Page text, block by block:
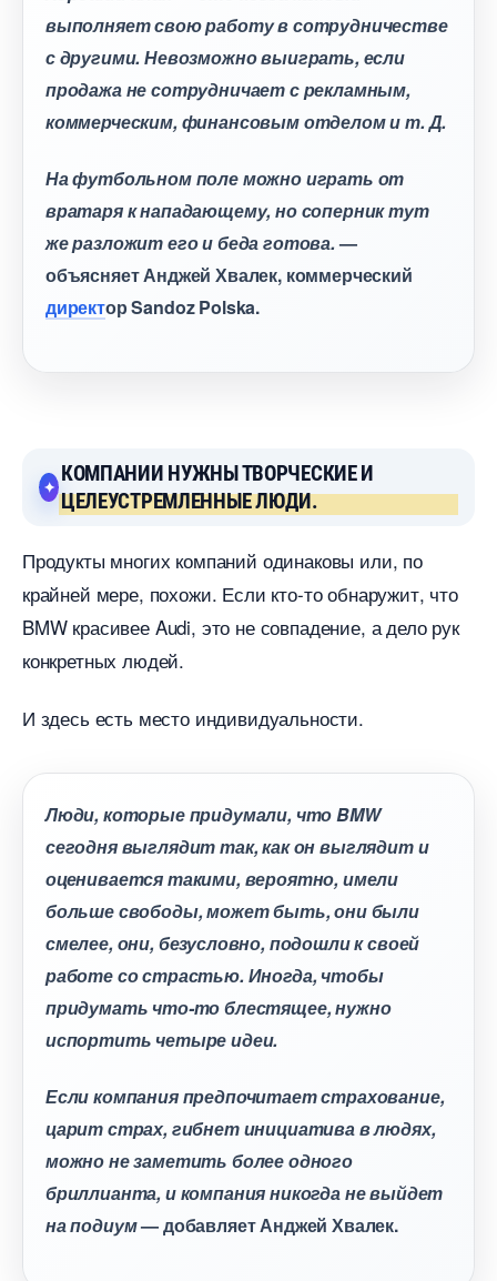
ыполняет свою работу в сотрудничестве
с другими. Невозможно выиграть, если
продажа не сотрудничает с рекламным,
коммерческим, финансовым отделом и т. Д.
На футбольном поле можно играть от
ратаря к нападающему, но соперник тут
же разложит его и беда готова.—
объясняет Анджей Хвалек, коммерческий
директор Sandoz Polska.
КОМПАНИИ НУЖНЫ ТВОРЧЕСКИЕ И
ЦЕЛЕУСТРЕМЛЕННЫЕ ЛЮДИ.
Продукты многих компаний одинаковы или, по
крайней мере, похожи. Если кто-то обнаружит, что
BMW красивее Audi, это не совпадение, а дело рук
конкретных людей.
И здесь есть место индивидуальности.
Люди, которые придумали, что BMW
сегодня выглядит так, как он выглядит и
оценивается такими, вероятно, имели
ольше свободы, может быть, они были
смелее, они, безусловно, подошли к своей
работе со страстью. Иногда, чтобы
придумать что-то блестящее, нужно
испортить четыре идеи.
Если компания предпочитает страхование,
царит страх, гибнет инициатива в людях,
можно не заметить более одного
риллианта, и компания никогда не выйдет
на подиум— добавляет Анджей Хвалек.